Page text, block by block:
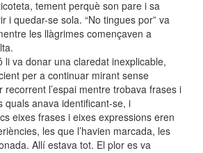
tement perquè son pare i sa
i quedar-se sola. “No tingues por” va
les llàgrimes començaven a
li va donar una claredat inexplicable,
per a continuar mirant sense
recorrent l’espai mentre trobava frases i
quals anava identificant-se, i
eixes frases i eixes expressions eren
les que l’havien marcada, les
Allí estava tot. El plor es va